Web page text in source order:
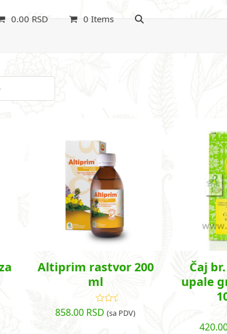
0.00 RSD 0 Items
Altiprim rastvor 200
ml
Ocenjeno
sa4.95od
858.00 RSD (sa PDV)
Čaj
upale